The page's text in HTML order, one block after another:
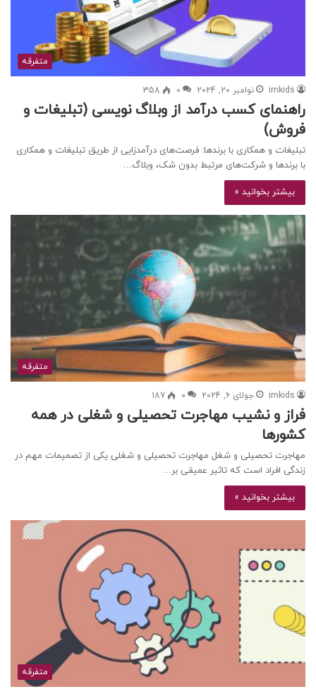
متفرقه
irnkids نوامبر 20, 2024 0
358
راهنمای کسب درآمد از وبلاگ نویسی (تبلیغات و
فروش)
تبلیغات و همکاری با برندها: فرصت‌های درآمدزایی از طریق تبلیغات و همکاری
با برندها و شرکت‌های مرتبط بدون شک، وبلاگ…
بیشتر بخوانید »
متفرقه
irnkids جولای 6, 2024 0
187
فراز و نشیب مهاجرت تحصیلی و شغلی در همه
کشورها
مهاجرت تحصیلی و شغل مهاجرت تحصیلی و شغلی یکی از تصمیمات مهم در
زندگی افراد است که تاثیر عمیقی بر…
بیشتر بخوانید »
متفرقه